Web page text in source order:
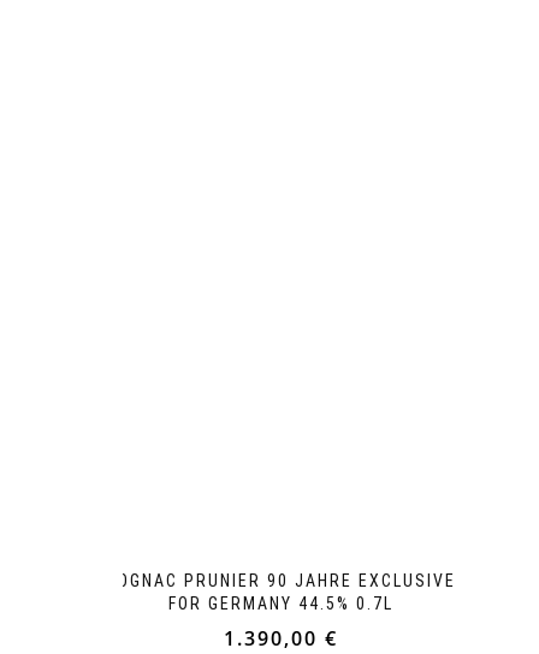
COGNAC PRUNIER 90 JAHRE EXCLUSIVE
FOR GERMANY 44.5% 0.7L
1.390,00 €